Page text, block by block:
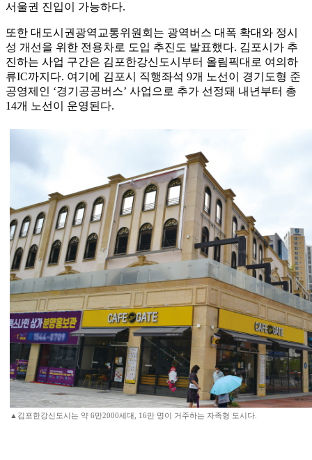
서울권 진입이 가능하다.
또한 대도시권광역교통위원회는 광역버스 대폭 확대와 정시
성 개선을 위한 전용차로 도입 추진도 발표했다. 김포시가 추
진하는 사업 구간은 김포한강신도시부터 올림픽대로 여의하
류IC까지다. 여기에 김포시 직행좌석 9개 노선이 경기도형 준
공영제인 ‘경기공공버스’ 사업으로 추가 선정돼 내년부터 총
14개 노선이 운영된다.
▲김포한강신도시는 약 6만2000세대, 16만 명이 거주하는 자족형 도시다.